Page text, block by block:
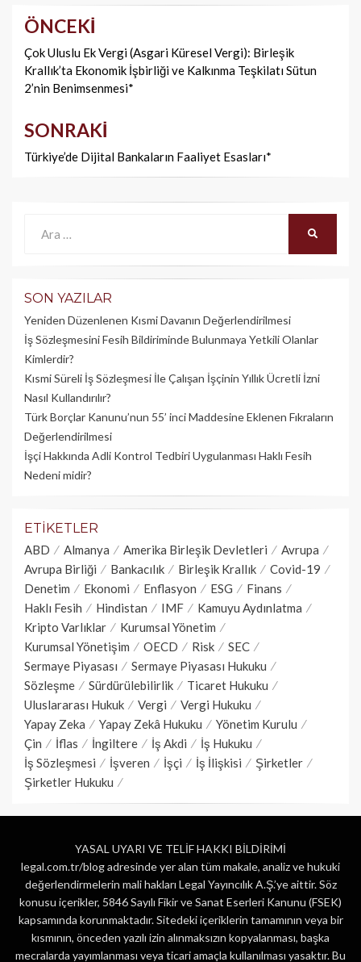
Yazı
dolaşımı
ÖNCEKI
Çok Uluslu Ek Vergi (Asgari Küresel Vergi): Birleşik
Krallık’ta Ekonomik İşbirliği ve Kalkınma Teşkilatı Sütun
2’nin Benimsenmesi*
SONRAKI
Türkiye’de Dijital Bankaların Faaliyet Esasları*
SON YAZILAR
Yeniden Düzenlenen Kısmi Davanın Değerlendirilmesi
İş Sözleşmesini Fesih Bildiriminde Bulunmaya Yetkili Olanlar
Kimlerdir?
Kısmi Süreli İş Sözleşmesi İle Çalışan İşçinin Yıllık Üc­retli İzni
Nasıl Kullandırılır?
Türk Borçlar Kanunu’nun 55’ inci Maddesine Eklenen Fıkraların
Değerlendirilmesi
İşçi Hakkında Adli Kontrol Tedbiri Uygulanması Haklı Fesih
Nedeni midir?
ETIKETLER
ABD Almanya Amerika Birleşik Devletleri
Avrupa
Avrupa Birliği
Bankacılık Birleşik Krallık
Covid-19
Denetim
Ekonomi Enflasyon ESG
Finans
Haklı Fesih
Hindistan IMF
Kamuyu Aydınlatma
Kripto Varlıklar
Kurumsal Yönetim
Kurumsal Yönetişim
OECD Risk
SEC
Sermaye Piyasası
Sermaye Piyasası Hukuku
Sözleşme
Sürdürülebilirlik
Ticaret Hukuku
Uluslararası Hukuk
Vergi
Vergi Hukuku
Yapay Zeka
Yapay Zekâ Hukuku
Yönetim Kurulu
Çin
İflas İngiltere İş Akdi
İş Hukuku
İş Sözleşmesi
İşveren İşçi İş İlişkisi
Şirketler
Şirketler Hukuku
YASAL UYARI VE TELİF HAKKI BİLDİRİMİ
legal.com.tr/blog adresinde yer alan tüm makale, analiz ve hukuki
değerlendirmelerin mali hakları Legal Yayıncılık A.Ş.’ye aittir. Söz
konusu içerikler, 5846 Sayılı Fikir ve Sanat Eserleri Kanunu (FSEK)
kapsamında korunmaktadır. Sitedeki içeriklerin tamamının veya bir
kısmının, önceden yazılı izin alınmaksızın kopyalanması, başka
mecralarda yayımlanması veya ticari amaçla kullanılması yasaktır. Bu